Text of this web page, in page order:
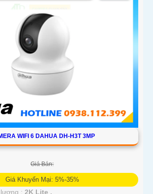
WIFI 6 DAHUA DH-H3T 3MP
Giá Bán:
Giá Khuyến Mại: 5%-35%
: 2K Lite .